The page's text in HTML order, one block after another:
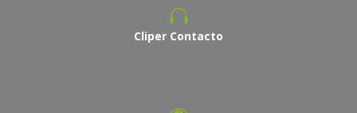
Cliper Contacto